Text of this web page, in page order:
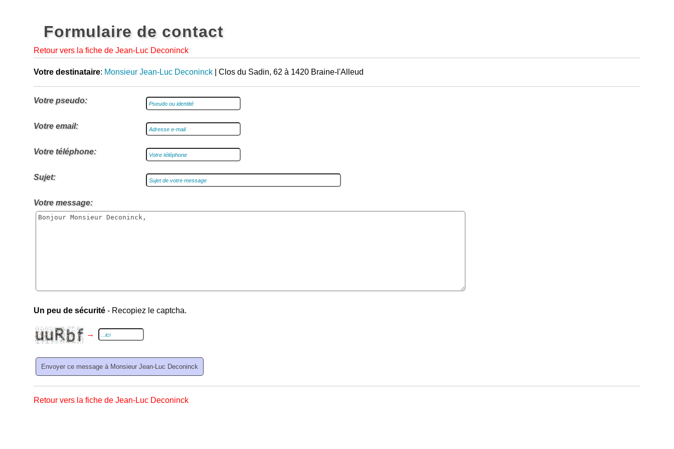
Formulaire de contact
Retour vers la fiche de Jean-Luc Deconinck
Votre destinataire: Monsieur Jean-Luc Deconinck | Clos du Sadin, 62 à 1420 Braine-l'Alleud
Votre pseudo:
Votre email:
Votre téléphone:
Sujet:
Votre message:
Un peu de sécurité - Recopiez le captcha.
→
Retour vers la fiche de Jean-Luc Deconinck